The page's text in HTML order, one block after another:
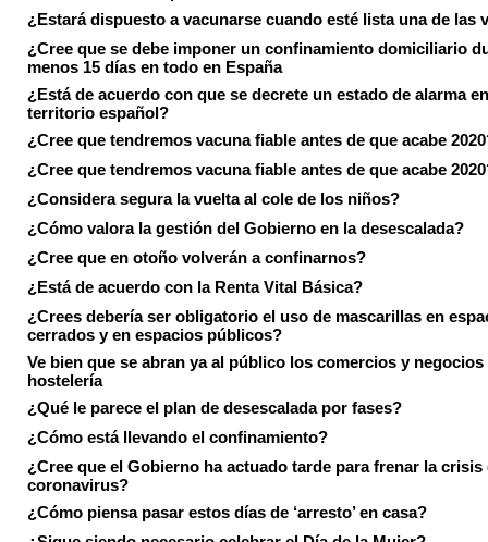
¿Estará dispuesto a vacunarse cuando esté lista una de las
¿Cree que se debe imponer un confinamiento domiciliario
menos 15 días en todo en España
¿Está de acuerdo con que se decrete un estado de alarma
territorio español?
¿Cree que tendremos vacuna fiable antes de que acabe
¿Cree que tendremos vacuna fiable antes de que acabe
¿Considera segura la vuelta al cole de los niños?
¿Cómo valora la gestión del Gobierno en la desescalada?
¿Cree que en otoño volverán a confinarnos?
¿Está de acuerdo con la Renta Vital Básica?
¿Crees debería ser obligatorio el uso de mascarillas en
cerrados y en espacios públicos?
Ve bien que se abran ya al público los comercios y negocios
hostelería
¿Qué le parece el plan de desescalada por fases?
¿Cómo está llevando el confinamiento?
¿Cree que el Gobierno ha actuado tarde para frenar la crisis
coronavirus?
¿Cómo piensa pasar estos días de ‘arresto’ en casa?